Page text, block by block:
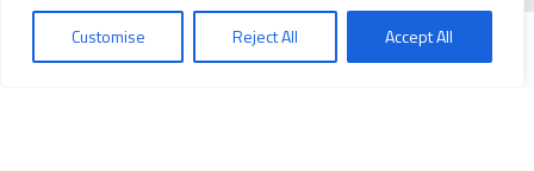
Customise Reject All Accept All